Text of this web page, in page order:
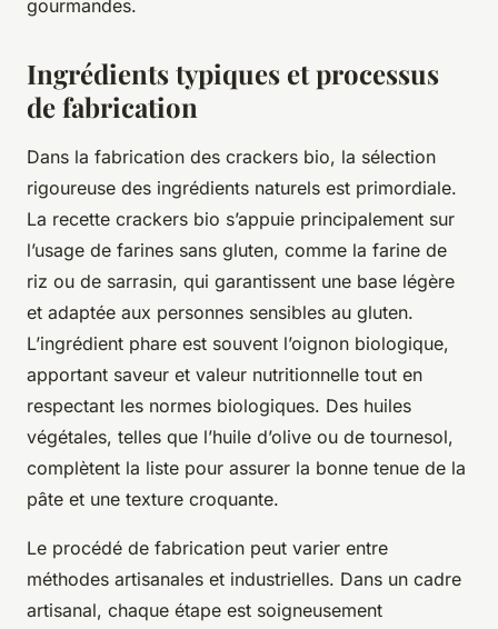
gourmandes.
Ingrédients typiques et processus
de fabrication
Dans la fabrication des crackers bio, la sélection
rigoureuse des ingrédients naturels est primordiale.
La recette crackers bio s’appuie principalement sur
l’usage de farines sans gluten, comme la farine de
riz ou de sarrasin, qui garantissent une base légère
et adaptée aux personnes sensibles au gluten.
L’ingrédient phare est souvent l’oignon biologique,
apportant saveur et valeur nutritionnelle tout en
respectant les normes biologiques. Des huiles
végétales, telles que l’huile d’olive ou de tournesol,
complètent la liste pour assurer la bonne tenue de la
pâte et une texture croquante.
Le procédé de fabrication peut varier entre
méthodes artisanales et industrielles. Dans un cadre
artisanal, chaque étape est soigneusement